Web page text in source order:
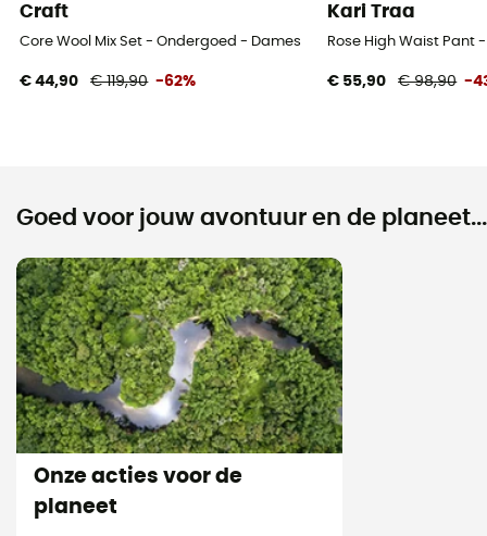
Craft
Core Wool Mix Set - Ondergoed - Dames
€ 44,90 € 119,90 -62%
Kari Traa
Rose High Waist
€ 55,90 € 98,90 -
Goed voor jouw avontuur en de planeet...
Onze acties voor de
planeet